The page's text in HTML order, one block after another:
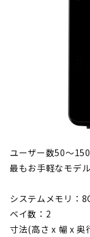
ユーザー数50～
最もお手軽なモデ
システムメモリ：
ベイ数：2
寸法(高さ x 幅 x